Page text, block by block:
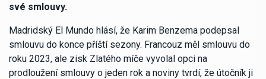
své smlouvy.
Madridský El Mundo hlásí, že Karim Benzema podepsal
smlouvu do konce příští sezony. Francouz měl smlouvu do
roku 2023, ale zisk Zlatého míče vyvolal opci na
prodloužení smlouvy o jeden rok a noviny tvrdí, že útočník ji